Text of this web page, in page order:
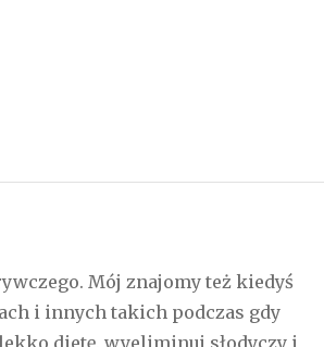
Mój znajomy też kiedyś
i innych takich podczas gdy
dietę, wyeliminuj słodyczy i